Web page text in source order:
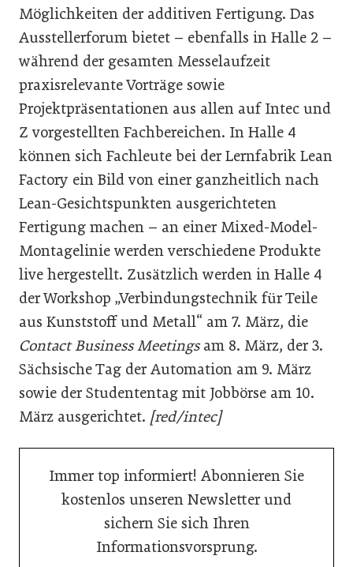
Möglichkeiten der additiven Fertigung. Das
Ausstellerforum bietet – ebenfalls in Halle 2 –
während der gesamten Messelaufzeit
praxisrelevante Vorträge sowie
Projektpräsentationen aus allen auf Intec und
Z vorgestellten Fachbereichen. In Halle 4
können sich Fachleute bei der Lernfabrik Lean
Factory ein Bild von einer ganzheitlich nach
Lean-Gesichtspunkten ausgerichteten
Fertigung machen – an einer Mixed-Model-
Montagelinie werden verschiedene Produkte
live hergestellt. Zusätzlich werden in Halle 4
der Workshop „Verbindungstechnik für Teile
aus Kunststoff und Metall“ am 7. März, die
Contact Business Meetingsam 8. März, der 3.
Sächsische Tag der Automation am 9. März
sowie der Studententag mit Jobbörse am 10.
März ausgerichtet. [red/intec]
Immer top informiert! Abonnieren Sie
kostenlos unseren Newsletter und
sichern Sie sich Ihren
Informationsvorsprung.